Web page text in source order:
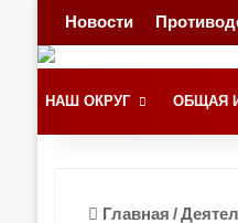
Новости
НАШ ОКРУГ ОБЩАЯ
Главная /